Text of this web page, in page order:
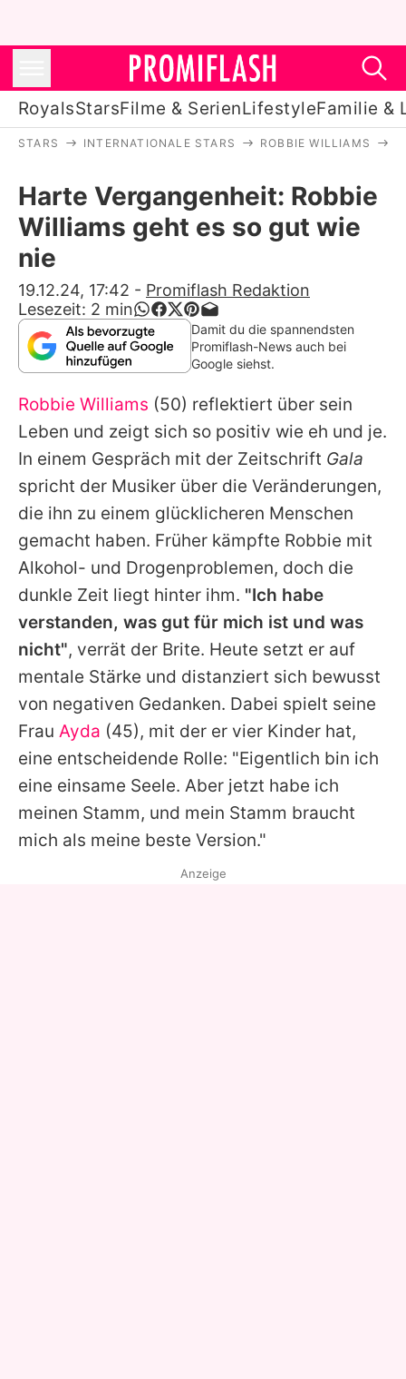
RoyalsStarsFilme & SerienLifestyleFamilie &
Stars
Filme & Serien
Lifestyle
Familie & Liebe
Promiflash Exklusiv
Alle Themen auf Promiflash
Jobs
App runterladen
Team
Redaktionelle Richtlinien
Impressum
Datenschutzerklärung
Utiq verwalten
STARS INTERNATIONALE STARS ROBBIE WILLIAMS
Harte Vergangenheit: Robbie
Williams geht es so gut wie
nie
19.12.24, 17:42 - Promiflash Redaktion
Lesezeit: 2 min
Damit du die spannendsten
Promiflash-News auch bei
Google siehst.
Robbie Williams (50) reflektiert über sein
Leben und zeigt sich so positiv wie eh und je.
In einem Gespräch mit der Zeitschrift Gala
spricht der Musiker über die Veränderungen,
die ihn zu einem glücklicheren Menschen
gemacht haben. Früher kämpfte Robbie mit
Alkohol- und Drogenproblemen, doch die
dunkle Zeit liegt hinter ihm. "Ich habe
verstanden, was gut für mich ist und was
nicht", verrät der Brite. Heute setzt er auf
mentale Stärke und distanziert sich bewusst
von negativen Gedanken. Dabei spielt seine
Frau Ayda (45), mit der er vier Kinder hat,
eine entscheidende Rolle: "Eigentlich bin ich
eine einsame Seele. Aber jetzt habe ich
meinen Stamm, und mein Stamm braucht
mich als meine beste Version."
Anzeige